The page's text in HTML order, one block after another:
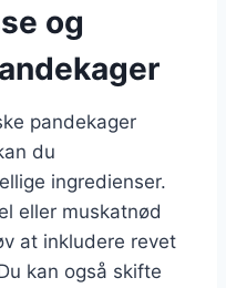
og
pandekager
du
ingredienser.
eller muskatnød
at inkludere revet
kan også skifte